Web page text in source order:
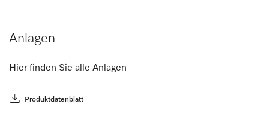
Anlagen
Hier finden Sie alle Anlagen
Produktdatenblatt